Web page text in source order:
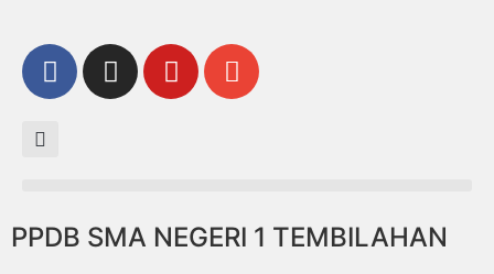
PPDB SMA NEGERI 1 TEMBILAHAN